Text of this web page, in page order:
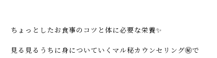
ちょっとしたお食事のコツと体に必要な栄養✨
見る見るうちに身についていくマル秘カウンセリング㊙️で